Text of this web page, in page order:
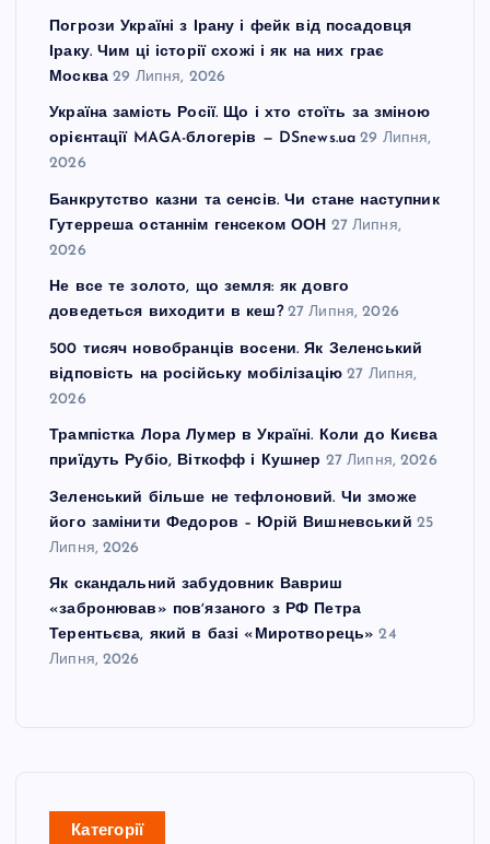
Погрози Україні з Ірану і фейк від посадовця
Іраку. Чим ці історії схожі і як на них грає
Москва 29 Липня, 2026
Україна замість Росії. Що і хто стоїть за зміною
орієнтації MAGA-блогерів — DSnews.ua 29 Липня,
2026
Банкрутство казни та сенсів. Чи стане наступник
Гутерреша останнім генсеком ООН 27 Липня,
2026
Не все те золото, що земля: як довго
доведеться виходити в кеш? 27 Липня, 2026
500 тисяч новобранців восени. Як Зеленський
відповість на російську мобілізацію 27 Липня,
2026
Трампістка Лора Лумер в Україні. Коли до Києва
приїдуть Рубіо, Віткофф і Кушнер 27 Липня, 2026
Зеленський більше не тефлоновий. Чи зможе
його замінити Федоров – Юрій Вишневський 25
Липня, 2026
Як скандальний забудовник Вавриш
«забронював» повʼязаного з РФ Петра
Терентьєва, який в базі «Миротворець» 24
Липня, 2026
Категорії